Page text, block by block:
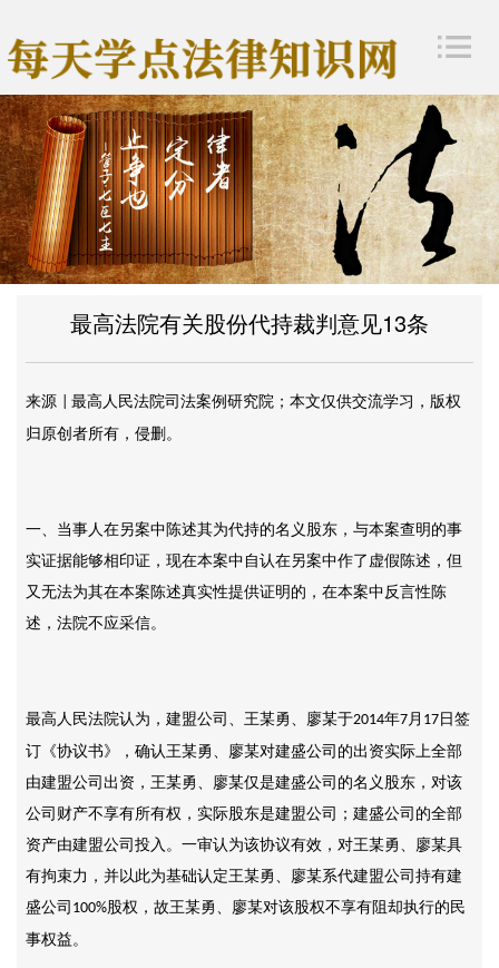
最高法院有关股份代持裁判意见13条
来源 |最高人民法院司法案例研究院；本文仅供交流学习，版权
归原创者所有，侵删。
一、当事人在另案中陈述其为代持的名义股东，与本案查明的事
实证据能够相印证，现在本案中自认在另案中作了虚假陈述，但
又无法为其在本案陈述真实性提供证明的，在本案中反言性陈
述，法院不应采信。
最高人民法院认为，建盟公司、王某勇、廖某于2014年7 月 17日签
订《协议书》，确认王某勇、廖某对建盛公司的出资实际上全部
由建盟公司出资，王某勇、廖某仅是建盛公司的名义股东，对该
公司财产不享有所有权，实际股东是建盟公司；建盛公司的全部
资产由建盟公司投入。一审认为该协议有效，对王某勇、廖某具
有拘束力，并以此为基础认定王某勇、廖某系代建盟公司持有建
盛公司 100%股权，故王某勇、廖某对该股权不享有阻却执行的民
事权益。